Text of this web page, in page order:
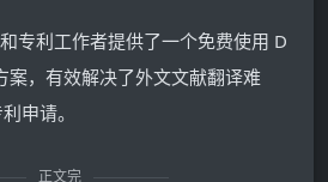
专利工作者提供了一个免费使用 D
案，有效解决了外文文献翻译难
申请。
正文完